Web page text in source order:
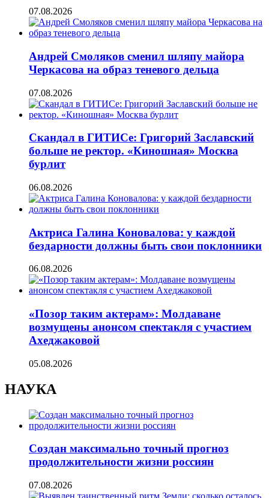
07.08.2026
Андрей Смоляков сменил шляпу майора
Черкасова на образ теневого дельца
07.08.2026
Скандал в ГИТИСе: Григорий Заславский
больше не ректор. «Киношная» Москва
бурлит
06.08.2026
Актриса Галина Коновалова: у каждой
бездарности должны быть свои поклонники
06.08.2026
«Позор таким актерам»: Молдаване
возмущены анонсом спектакля с участием
Ахеджаковой
05.08.2026
НАУКА
Создан максимально точный прогноз
продолжительности жизни россиян
07.08.2026